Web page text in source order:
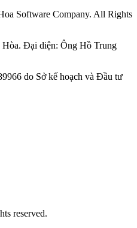
Software Company. All Rights
Đại diện: Ông Hồ Trung
do Sở kế hoạch và Đầu tư
reserved.